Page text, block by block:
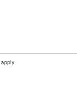
apply.